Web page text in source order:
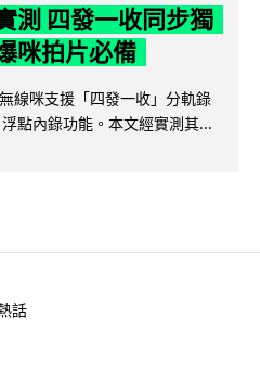
測 四發一收同步獨
咪拍片必備
線咪支援「四發一收」分軌錄
點內錄功能。本文經實測其...
話